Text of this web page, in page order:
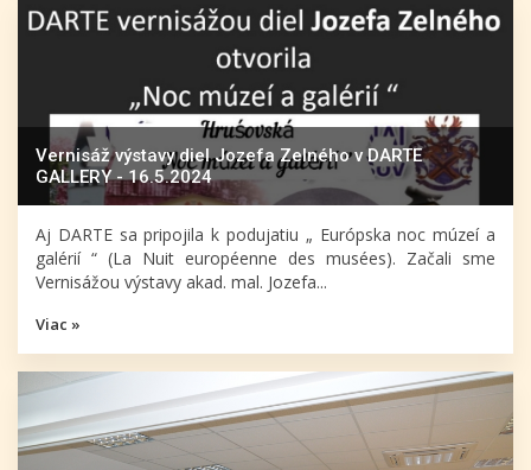
Vernisáž výstavy diel Jozefa Zelného v DARTE
GALLERY - 16.5.2024
Aj DARTE sa pripojila k podujatiu „ Európska noc múzeí a
galérií “ (La Nuit européenne des musées). Začali sme
Vernisážou výstavy akad. mal. Jozefa...
Viac »